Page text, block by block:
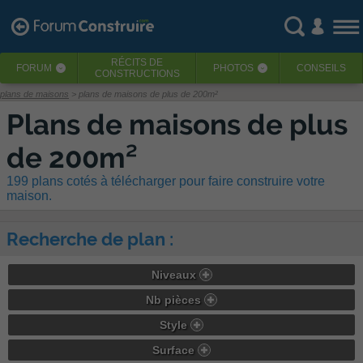
FORUM ‹ RÉCITS DE
CONSTRUCTIONS
PHOTOS ‹ CONSEILS
plans de maisons > plans de maisons de plus de 200m²
Plans de maisons de plus
de 200m²
199 plans cotés à télécharger pour faire construire votre
maison.
Recherche de plan :
Niveaux
Nb pièces
Style
Surface